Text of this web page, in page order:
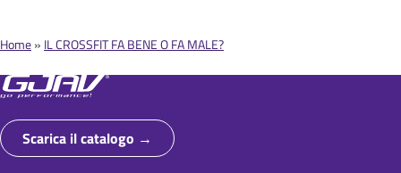
B
r
i
c
Home IL CROSSFIT FA BENE O FA MALE?
Scarica il catalogo